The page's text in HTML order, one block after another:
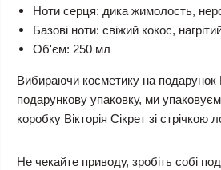
Ноти серця: дика жимолость,
Базові ноти: свіжий кокос,
Об'єм: 250 мл
Вибираючи косметику на
подарункову упаковку, ми
коробку Вікторія Сікрет зі стрічкою
Не чекайте приводу, зробіть собі